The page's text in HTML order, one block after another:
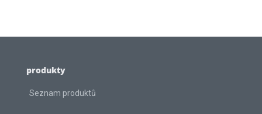
produkty
Seznam produktů